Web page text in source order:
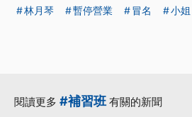
林月琴
暫停營業 冒名 小姐
閱讀更多 #補習班 有關的新聞